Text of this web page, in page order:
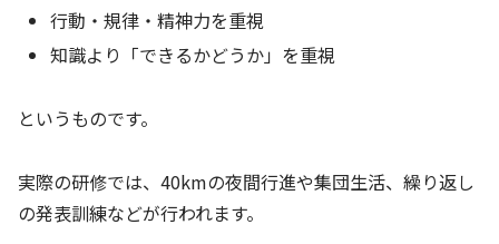
行動・規律・精神力を重視
知識より「できるかどうか」を重視
というものです。
実際の研修では、40kmの夜間行進や集団生活、繰り返し
の発表訓練などが行われます。